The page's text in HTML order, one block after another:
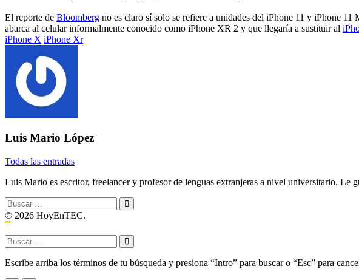
El reporte de Bloomberg no es claro sí solo se refiere a unidades del iPhone 11 y iPhone
abarca al celular informalmente conocido como iPhone XR 2 y que llegaría a sustituir al
Etiquetado
iPhone X iPhone Xr
Luis Mario López
Todas las entradas
Luis Mario es escritor, freelancer y profesor de lenguas extranjeras a nivel universitario. Le
Buscar:
© 2026 HoyEnTEC.
Buscar:
Escribe arriba los términos de tu búsqueda y presiona “Intro” para buscar o “Esc” para